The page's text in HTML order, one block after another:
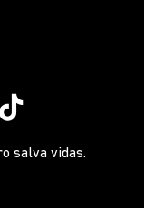
salva vidas.